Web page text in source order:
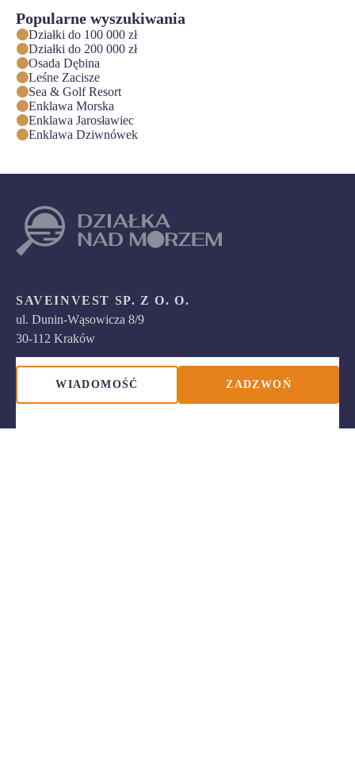
Popularne wyszukiwania
Działki do 100 000 zł
Działki do 200 000 zł
Osada Dębina
Leśne Zacisze
Sea & Golf Resort
Enklawa Morska
Enklawa Jarosławiec
Enklawa Dziwnówek
WIADOMOŚĆ ZADZWOŃ
SAVEINVEST SP. Z O. O.
ul. Dunin-Wąsowicza 8/9
30-112 Kraków